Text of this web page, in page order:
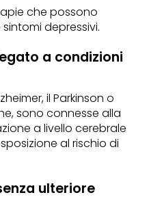
che possono
depressivi.
a condizioni
il Parkinson o
sono connesse alla
a livello cerebrale
al rischio di
ulteriore